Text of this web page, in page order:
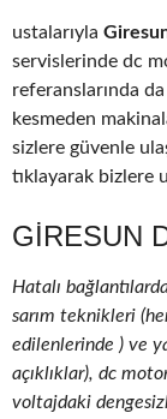
ustalarıyla
servislerinde dc
referanslarında da
kesmeden
sizlere güvenle
tıklayarak bizlere
GIRESUN
Hatalı
sarım teknikleri
edilenlerinde ) ve
açıklıklar), dc
voltajdaki